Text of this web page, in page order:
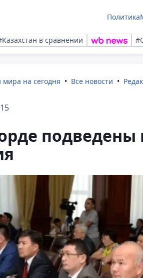
Политика
в сравнении
мира на сегодня Все новости
подведены